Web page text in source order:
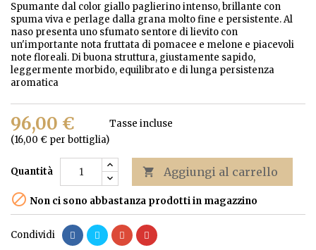
Spumante dal color giallo paglierino intenso, brillante con
spuma viva e perlage dalla grana molto fine e persistente. Al
naso presenta uno sfumato sentore di lievito con
un'importante nota fruttata di pomacee e melone e piacevoli
note floreali. Di buona struttura, giustamente sapido,
leggermente morbido, equilibrato e di lunga persistenza
aromatica
96,00 €
(16,00 € per bottiglia)
Tasse incluse
Quantità  Aggiungi al carrello
 Non ci sono abbastanza prodotti in magazzino
Condividi